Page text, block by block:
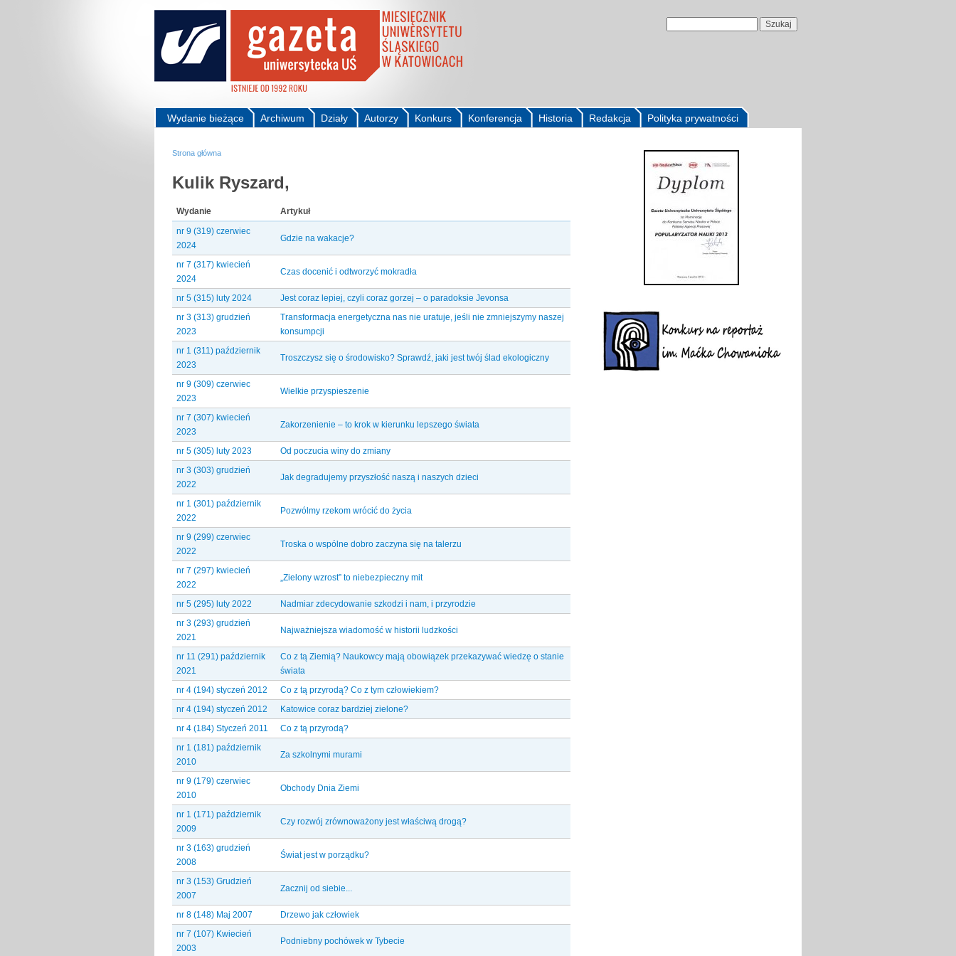
Polityka prywatności
Redakcja
Historia
Konferencja
Konkurs
Autorzy
Działy
Archiwum
Wydanie bieżące
Strona główna
Kulik Ryszard,
Wydanie
Artykuł
nr 9 (319) czerwiec
2024
Gdzie na wakacje?
nr 7 (317) kwiecień
2024
Czas docenić i odtworzyć mokradła
nr 5 (315) luty 2024
Jest coraz lepiej, czyli coraz gorzej – o paradoksie Jevonsa
nr 3 (313) grudzień
2023
Transformacja energetyczna nas nie uratuje, jeśli nie zmniejszymy naszej
konsumpcji
nr 1 (311) październik
2023
Troszczysz się o środowisko? Sprawdź, jaki jest twój ślad ekologiczny
nr 9 (309) czerwiec
2023
Wielkie przyspieszenie
nr 7 (307) kwiecień
2023
Zakorzenienie – to krok w kierunku lepszego świata
nr 5 (305) luty 2023
Od poczucia winy do zmiany
nr 3 (303) grudzień
2022
Jak degradujemy przyszłość naszą i naszych dzieci
nr 1 (301) październik
2022
Pozwólmy rzekom wrócić do życia
nr 9 (299) czerwiec
2022
Troska o wspólne dobro zaczyna się na talerzu
nr 7 (297) kwiecień
2022
„Zielony wzrost” to niebezpieczny mit
nr 5 (295) luty 2022
Nadmiar zdecydowanie szkodzi i nam, i przyrodzie
nr 3 (293) grudzień
2021
Najważniejsza wiadomość w historii ludzkości
nr 11 (291) październik
2021
Co z tą Ziemią? Naukowcy mają obowiązek przekazywać wiedzę o stanie
świata
nr 4 (194) styczeń 2012
Co z tą przyrodą? Co z tym człowiekiem?
nr 4 (194) styczeń 2012
Katowice coraz bardziej zielone?
nr 4 (184) Styczeń 2011
Co z tą przyrodą?
nr 1 (181) październik
2010
Za szkolnymi murami
nr 9 (179) czerwiec
2010
Obchody Dnia Ziemi
nr 1 (171) październik
2009
Czy rozwój zrównoważony jest właściwą drogą?
nr 3 (163) grudzień
2008
Świat jest w porządku?
nr 3 (153) Grudzień
2007
Zacznij od siebie...
nr 8 (148) Maj 2007
Drzewo jak człowiek
nr 7 (107) Kwiecień
2003
Podniebny pochówek w Tybecie